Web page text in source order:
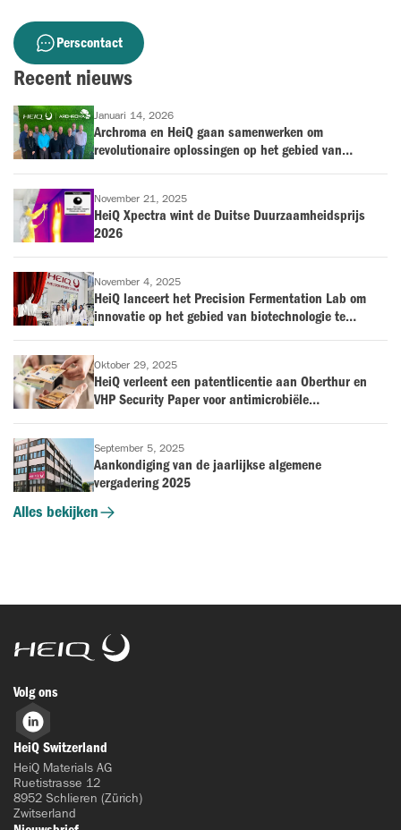
Perscontact
Recent nieuws
Januari 14, 2026
Archroma en HeiQ gaan samenwerken om
revolutionaire oplossingen op het gebied van
November 21, 2025
HeiQ Xpectra wint de Duitse Duurzaamheidsprijs
2026
November 4, 2025
HeiQ lanceert het Precision Fermentation Lab om
innovatie op het gebied van biotechnologie te
Oktober 29, 2025
HeiQ verleent een patentlicentie aan Oberthur en
VHP Security Paper voor antimicrobiële
September 5, 2025
Aankondiging van de jaarlijkse algemene
vergadering 2025
Alles bekijken
HeiQ
Volg ons
LinkedIn
HeiQ Switzerland
HeiQ Materials AG
Ruetistrasse 12
8952 Schlieren (Zürich)
Zwitserland